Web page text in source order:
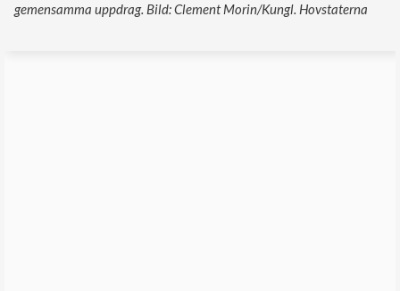
gemensamma uppdrag. Bild: Clement Morin/Kungl. Hovstaterna